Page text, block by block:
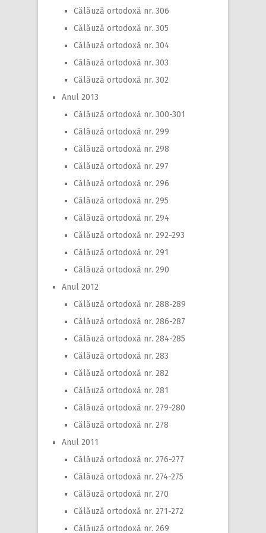
Călăuză ortodoxă nr. 306
Călăuză ortodoxă nr. 305
Călăuză ortodoxă nr. 304
Călăuză ortodoxă nr. 303
Călăuză ortodoxă nr. 302
Anul 2013
Călăuză ortodoxă nr. 300-301
Călăuză ortodoxă nr. 299
Călăuză ortodoxă nr. 298
Călăuză ortodoxă nr. 297
Călăuză ortodoxă nr. 296
Călăuză ortodoxă nr. 295
Călăuză ortodoxă nr. 294
Călăuză ortodoxă nr. 292-293
Călăuză ortodoxă nr. 291
Călăuză ortodoxă nr. 290
Anul 2012
Călăuză ortodoxă nr. 288-289
Călăuză ortodoxă nr. 286-287
Călăuză ortodoxă nr. 284-285
Călăuză ortodoxă nr. 283
Călăuză ortodoxă nr. 282
Călăuză ortodoxă nr. 281
Călăuză ortodoxă nr. 279-280
Călăuză ortodoxă nr. 278
Anul 2011
Călăuză ortodoxă nr. 276-277
Călăuză ortodoxă nr. 274-275
Călăuză ortodoxă nr. 270
Călăuză ortodoxă nr. 271-272
Călăuză ortodoxă nr. 269